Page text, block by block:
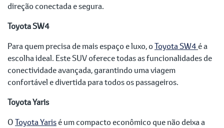
direção conectada e segura.
Toyota SW4
Para quem precisa de mais espaço e luxo, oToyota SW4 é a
escolha ideal. Este SUV oferece todas as funcionalidades de
conectividade avançada, garantindo uma viagem
confortável e divertida para todos os passageiros.
Toyota Yaris
OToyota Yarisé um compacto econômico que não deixa a